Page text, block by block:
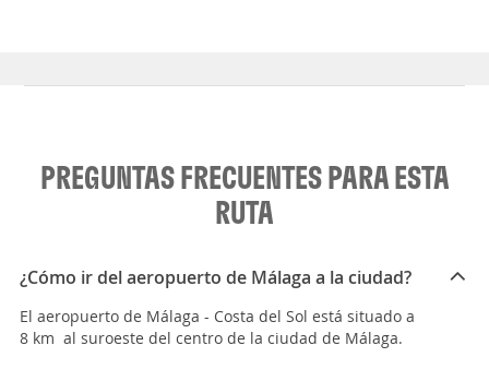
PREGUNTAS FRECUENTES PARA ESTA
RUTA
¿Cómo ir del aeropuerto de Málaga a la ciudad?
El aeropuerto de Málaga - Costa del Sol está situado a
8 km al suroeste del centro de la ciudad de Málaga.